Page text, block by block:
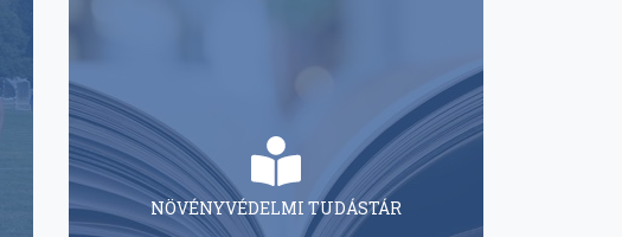
NÖVÉNYVÉDELMI TUDÁSTÁR